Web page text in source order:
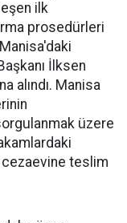
ilk
prosedürleri
İlksen
alındı. Manisa
üzere
teslim